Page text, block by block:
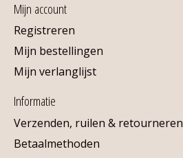
Mijn account
Registreren
Mijn bestellingen
Mijn verlanglijst
Informatie
Verzenden, ruilen & retourneren
Betaalmethoden